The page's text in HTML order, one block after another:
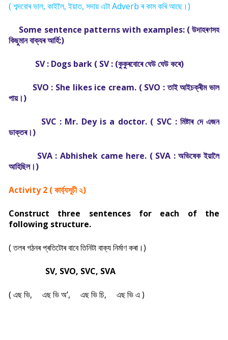
( শব্দবোৰ ভাল, কাইলৈ, ইয়াত, সদায় এটা Adverb ৰ কাম কৰি আছে।)
Some sentence patterns with examples: (উদাহৰণসহ
কিছুমান বাক্যৰ আৰ্হি:)
SV : Dogs bark ( SV : (কুকুৰবোৰে ঘেউ ঘেউ কৰে)
SVO : She likes ice cream. ( SVO : তাই আইচক্ৰীম ভাল
পায়।)
SVC : Mr. Dey is a doctor. ( SVC : মিষ্টাৰ দে এজন
ডাক্তৰ।)
SVA : Abhishek came here. ( SVA : অভিষেক ইয়ালৈ
আহিছিল।)
Activity 2 (কাৰ্য্যসূচী ২)
Construct three sentences for each of the
following structure.
( তলৰ গঠনৰ প্ৰতিটোৰ বাবে তিনিটা বাক্য নিৰ্মাণ কৰা।)
SV, SVO, SVC, SVA
( এছ ভি, এছ ভি অ’, এছ ভি চি, এছ ভি এ )